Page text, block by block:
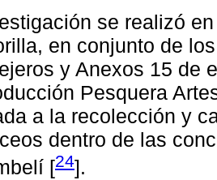
se realizó
en conjunto de
y Anexos 15 de
Pesquera
a la recolección y
dentro de las
[24].